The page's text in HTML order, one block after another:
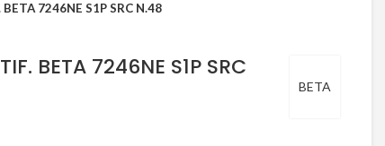
BETA 7246NE S1P SRC N.48
BETA
BETA 7246NE S1P SRC